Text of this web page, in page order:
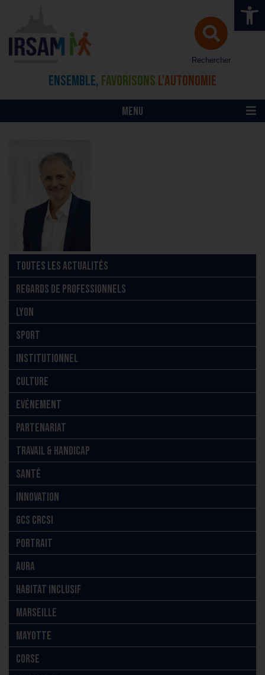
Ouvrir
Rechercher
ENSEMBLE, FAVORISONS L'AUTONOMIE
MENU
TOUTES LES ACTUALITÉS
REGARDS DE PROFESSIONNELS
LYON
SPORT
INSTITUTIONNEL
CULTURE
EVÉNEMENT
PARTENARIAT
TRAVAIL & HANDICAP
SANTÉ
INNOVATION
GCS CRCSI
PORTRAIT
AURA
HABITAT INCLUSIF
MARSEILLE
MAYOTTE
CORSE